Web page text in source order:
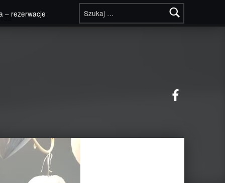
132
Szukaj:
– rezerwacje